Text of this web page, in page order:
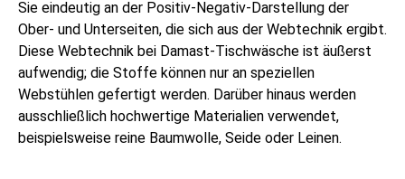
Sie eindeutig an der Positiv-Negativ-Darstellung der
Ober- und Unterseiten, die sich aus der Webtechnik ergibt.
Diese Webtechnik bei Damast-Tischwäsche ist äußerst
aufwendig; die Stoffe können nur an speziellen
Webstühlen gefertigt werden. Darüber hinaus werden
ausschließlich hochwertige Materialien verwendet,
beispielsweise reine Baumwolle, Seide oder Leinen.